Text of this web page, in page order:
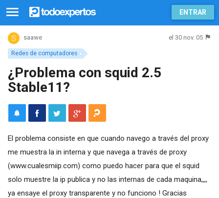
ENTRAR
Redes de computadores
saawe el 30 nov. 05
¿Problema con squid 2.5
Stable11?
El problema consiste en que cuando navego a través del proxy
me muestra la in interna y que navega a través de proxy
(www.cualesmiip.com) como puedo hacer para que el squid
solo muestre la ip publica y no las internas de cada maquina,,,,
ya ensaye el proxy transparente y no funciono ! Gracias